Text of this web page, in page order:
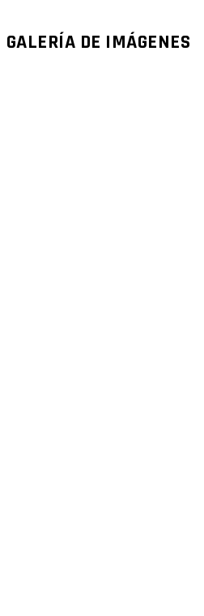
GALERÍA DE IMÁGENES